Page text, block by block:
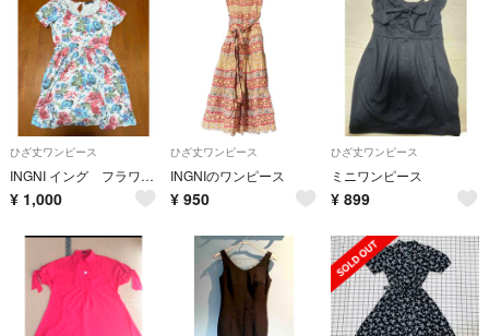
ひざ丈ワンピース
INGNI イング フラワープリント 半袖 ワンピース Mサイズ
¥ 1,000
ひざ丈ワンピース
INGNIのワンピース
¥ 950
ひざ丈ワンピース
ミニワンピース
¥ 899